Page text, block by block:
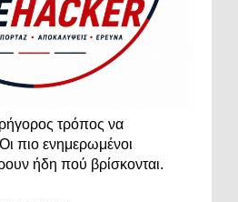
τρόπος να
πιο ενημερωμένοι
ήδη πού βρίσκονται.